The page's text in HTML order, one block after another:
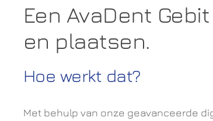
Een AvaDent
en plaatsen.
Hoe werkt dat?
Met behulp van onze geavanceerde